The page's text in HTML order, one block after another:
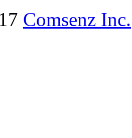
Comsenz Inc.